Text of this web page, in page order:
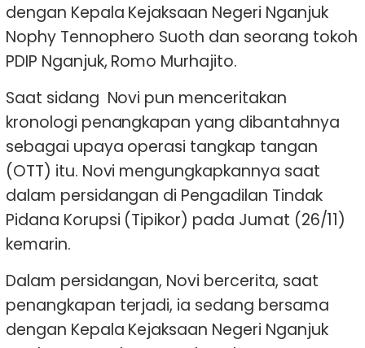
dengan Kepala Kejaksaan Negeri Nganjuk
Nophy Tennophero Suoth dan seorang tokoh
PDIP Nganjuk, Romo Murhajito.
Saat sidang Novi pun menceritakan
kronologi penangkapan yang dibantahnya
sebagai upaya operasi tangkap tangan
(OTT) itu. Novi mengungkapkannya saat
dalam persidangan di Pengadilan Tindak
Pidana Korupsi (Tipikor) pada Jumat (26/11)
kemarin.
Dalam persidangan, Novi bercerita, saat
penangkapan terjadi, ia sedang bersama
dengan Kepala Kejaksaan Negeri Nganjuk